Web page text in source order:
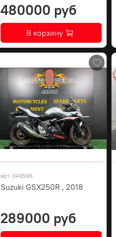
480000 руб
В корзину
арт. 049596
Suzuki GSX250R , 2018
289000 руб